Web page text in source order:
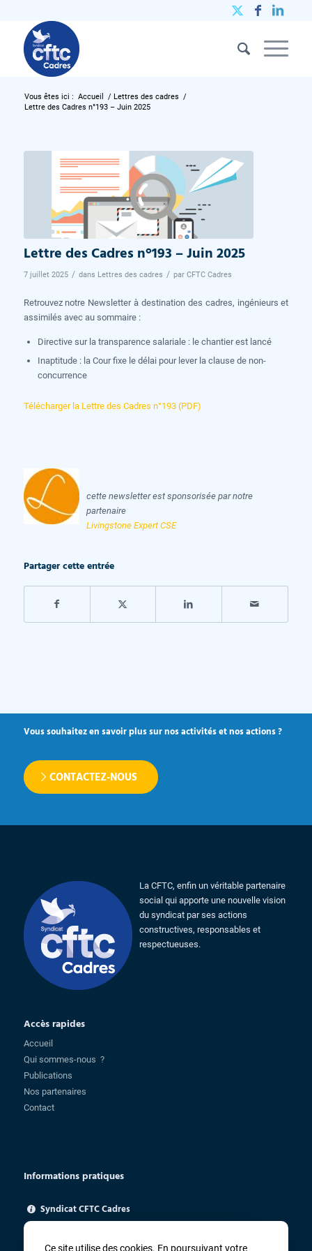
Vous êtes ici : Accueil / Lettres des cadres /
Lettre des Cadres n°193 – Juin 2025
Lettre des Cadres n°193 – Juin 2025
7 juillet 2025 / dans Lettres des cadres / par CFTC Cadres
Retrouvez notre Newsletter à destination des cadres, ingénieurs et
assimilés avec au sommaire :
Directive sur la transparence salariale : le chantier est lancé
Inaptitude : la Cour fixe le délai pour lever la clause de non-
concurrence
Télécharger la Lettre des Cadres n°193 (PDF)
cette newsletter est sponsorisée par notre
partenaire
Livingstone Expert CSE
Partager cette entrée
Vous souhaitez en savoir plus sur nos activités et nos actions ?
CONTACTEZ-NOUS
La CFTC, enfin un véritable partenaire
social qui apporte une nouvelle vision
du syndicat par ses actions
constructives, responsables et
respectueuses.
Accès rapides
Accueil
Qui sommes-nous ?
Publications
Nos partenaires
Contact
Informations pratiques
Syndicat CFTC Cadres
85 rue Charlot - 75003 Paris
ugica@cftc.fr
Ce site utilise des cookies. En poursuivant votre